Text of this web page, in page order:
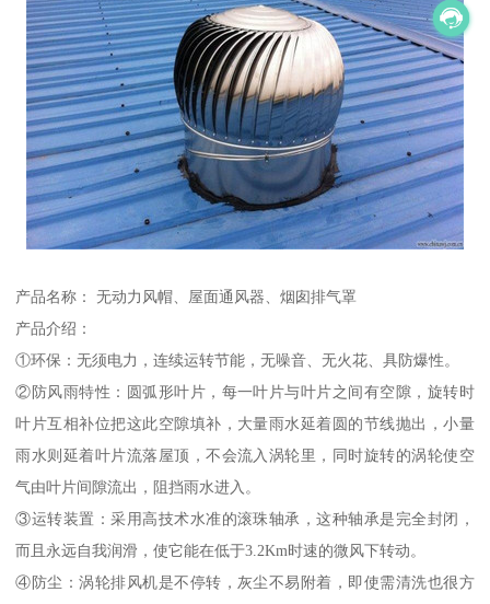
产品名称： 无动力风帽、屋面通风器、烟囱排气罩
产品介绍：
①环保：无须电力，连续运转节能，无噪音、无火花、具防爆性。
②防风雨特性：圆弧形叶片，每一叶片与叶片之间有空隙，旋转时
叶片互相补位把这此空隙填补，大量雨水延着圆的节线抛出，小量
雨水则延着叶片流落屋顶，不会流入涡轮里，同时旋转的涡轮使空
气由叶片间隙流出，阻挡雨水进入。
③运转装置：采用高技术水准的滚珠轴承，这种轴承是完全封闭，
而且永远自我润滑，使它能在低于3.2Km时速的微风下转动。
④防尘：涡轮排风机是不停转，灰尘不易附着，即使需清洗也很方